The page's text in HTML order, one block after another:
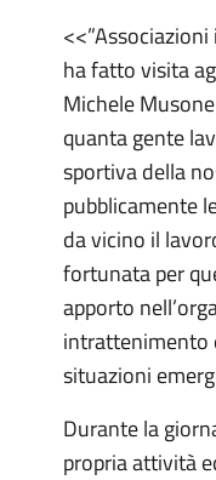
ha fatto visita
Michele
quanta gente
sportiva della
pubblicamente
da vicino il
fortunata per
apporto
intrattenimento
situazioni
Durante la
propria attività